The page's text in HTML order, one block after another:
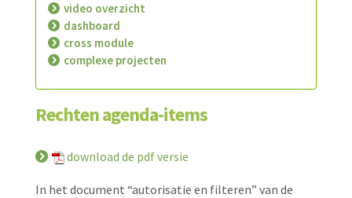
video overzicht
dashboard
cross module
complexe projecten
Rechten agenda-items
download de pdf versie
In het document “autorisatie en filteren” van de